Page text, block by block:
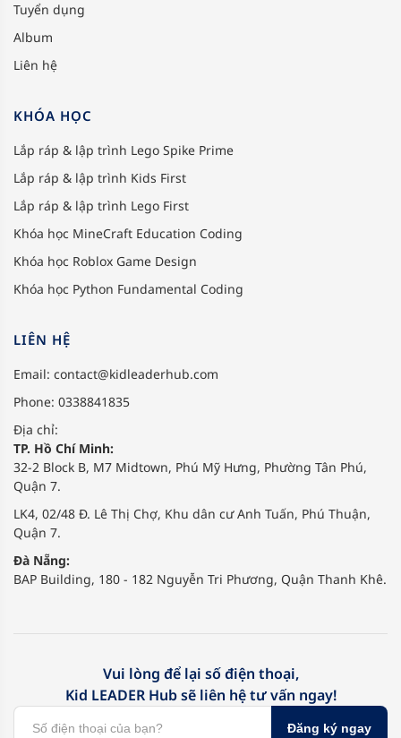
Tuyển dụng
Album
Liên hệ
KHÓA HỌC
Lắp ráp & lập trình Lego Spike Prime
Lắp ráp & lập trình Kids First
Lắp ráp & lập trình Lego First
Khóa học MineCraft Education Coding
Khóa học Roblox Game Design
Khóa học Python Fundamental Coding
LIÊN HỆ
Email: contact@kidleaderhub.com
Phone: 0338841835
Địa chỉ:
TP. Hồ Chí Minh:
32-2 Block B, M7 Midtown, Phú Mỹ Hưng, Phường Tân Phú,
Quận 7.
LK4, 02/48 Đ. Lê Thị Chợ, Khu dân cư Anh Tuấn, Phú Thuận,
Quận 7.
Đà Nẵng:
BAP Building, 180 - 182 Nguyễn Tri Phương, Quận Thanh Khê.
Vui lòng để lại số điện thoại,
Kid LEADER Hub sẽ liên hệ tư vấn ngay!
Đăng ký ngay